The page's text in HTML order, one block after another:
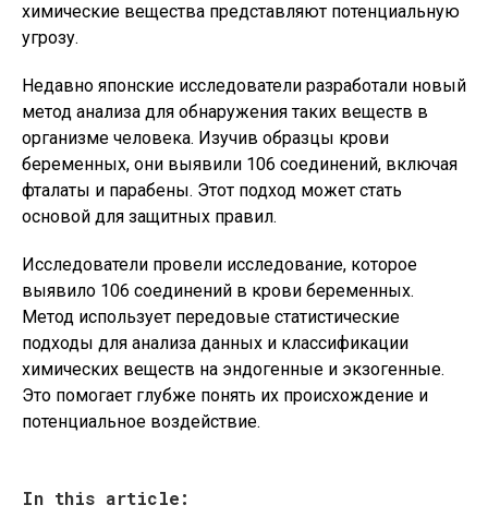
химические вещества представляют потенциальную
угрозу.
Недавно японские исследователи разработали новый
метод анализа для обнаружения таких веществ в
организме человека. Изучив образцы крови
беременных, они выявили 106 соединений, включая
фталаты и парабены. Этот подход может стать
основой для защитных правил.
Исследователи провели исследование, которое
выявило 106 соединений в крови беременных.
Метод использует передовые статистические
подходы для анализа данных и классификации
химических веществ на эндогенные и экзогенные.
Это помогает глубже понять их происхождение и
потенциальное воздействие.
In this article: